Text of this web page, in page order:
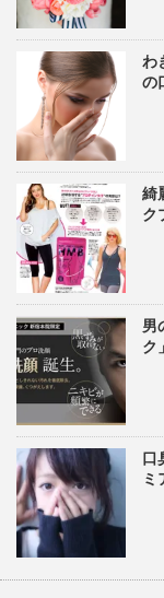
わ
の
綺
ク
男
ク
口
ミ